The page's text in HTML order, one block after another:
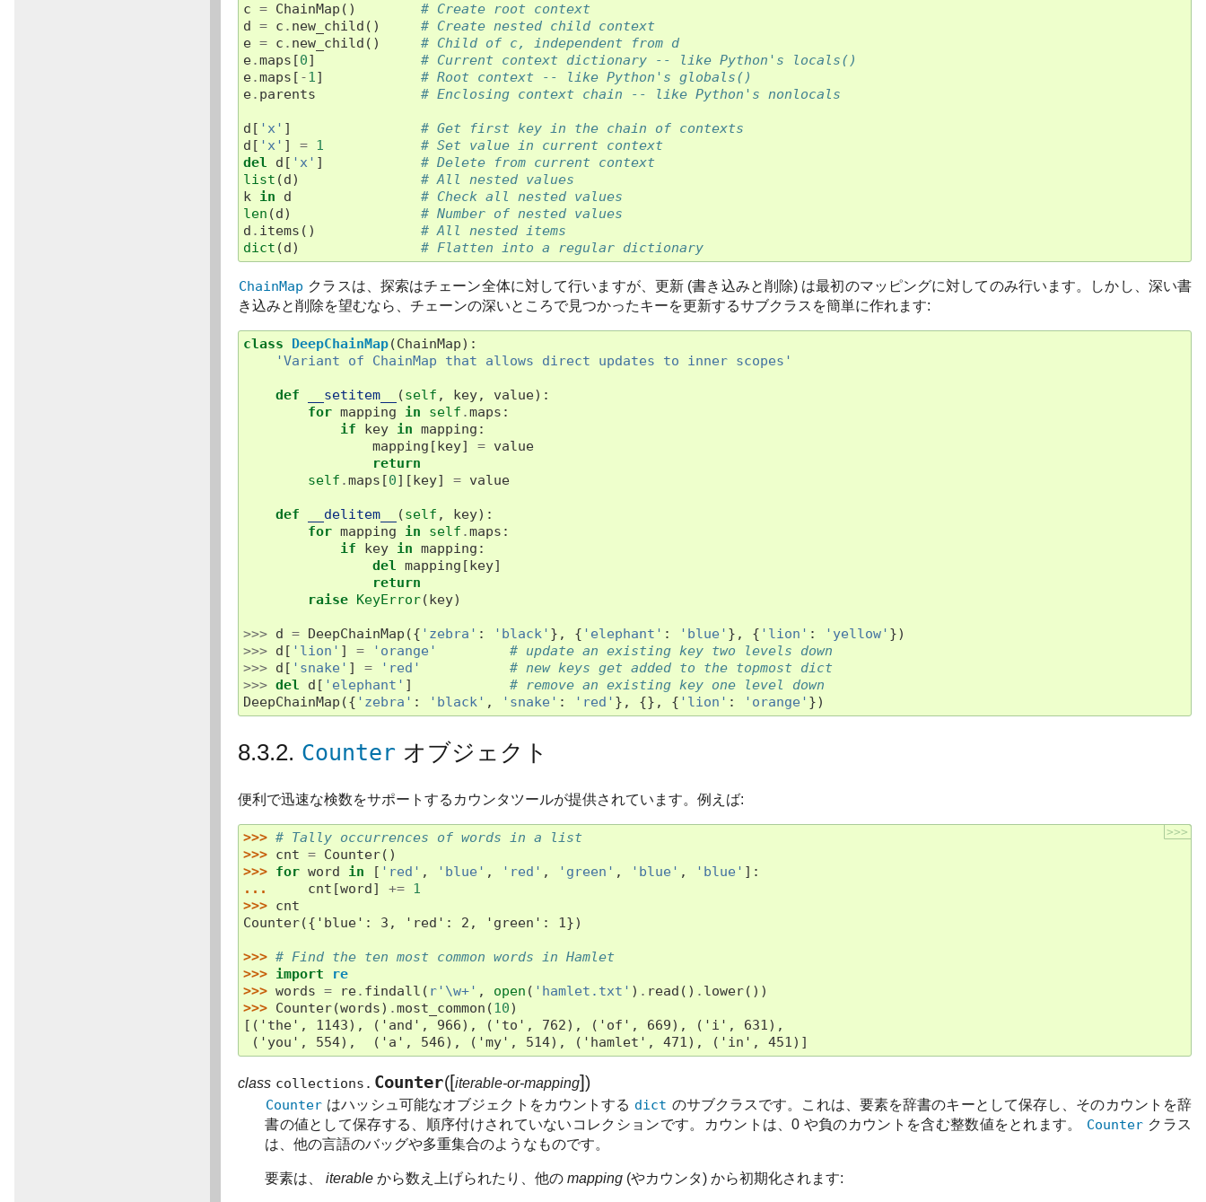
c = ChainMap ()
# Create root context
d
= c . new_child ()
# Create nested child context
e = c . new_child ()
# Child of c, independent from d
e.maps [0]
# Current context dictionary -- like Python's locals()
e.maps [ -1]
# Root context -- like Python's globals()
e. parents # Enclosing context chain -- like Python's nonlocals
d [ 'x' ]
# Get first key in the chain of contexts
d [ 'x' ] = 1
# Set value in current context
del
d [ 'x' ]
# Delete from current context
list (d )
# All nested values
k in d
# Check all nested values
len (d )
# Number of nested values
d . items ()
# All nested items
dict (d ) # Flatten into a regular dictionary
ChainMap クラスは、探索はチェーン全体に対して行いますが、更新 (書き込みと削除) は最初のマッピングに対してのみ行います。しかし、深い書
き込みと削除を望むなら、チェーンの深いところで見つかったキーを更新するサブクラスを簡単に作れます:
class DeepChainMap(ChainMap):
'Variant of ChainMap that allows direct updates to inner scopes'
def __setitem__ (self , key, value):
for mapping in self .maps :
if
key in mapping :
mapping [ key] = value
return
self .maps [0][ key] = value
def __delitem__ (self , key):
for mapping in self .maps :
if
key in mapping :
del mapping [ key]
return
raise
KeyError( key)
>>> d = DeepChainMap ({ 'zebra' : 'black' }, { 'elephant' : 'blue' }, { 'lion' : 'yellow' })
>>> d [ 'lion' ] = 'orange'
# update an existing key two levels down
>>> d [ 'snake' ] = 'red'
# new keys get added to the topmost dict
>>> del d [ 'elephant' ]
# remove an existing key one level down
DeepChainMap ({ 'zebra' : 'black' , 'snake' : 'red' }, {}, { 'lion' : 'orange' })
8.3.2. Counter オブジェクト
便利で迅速な検数をサポートするカウンタツールが提供されています。例えば:
>>>
>>> # Tally occurrences of words in a list
>>> cnt = Counter()
>>> for word in [ 'red' , 'blue' , 'red' , 'green' , 'blue' , 'blue' ]:
...
cnt [word] += 1
>>> cnt
Counter({'blue': 3, 'red': 2, 'green': 1})
>>> # Find the ten most common words in Hamlet
>>> import
re
>>> words = re. findall ( r '\w+' , open ( 'hamlet.txt' ) . read () . lower())
>>> Counter(words) .most_common (10)
[('the', 1143), ('and', 966), ('to', 762), ('of', 669), ('i', 631),
('you', 554),  ('a', 546), ('my', 514), ('hamlet', 471), ('in', 451)]
class collections. Counter([iterable-or-mapping])
Counter はハッシュ可能なオブジェクトをカウントする dict のサブクラスです。これは、要素を辞書のキーとして保存し、そのカウントを辞
書の値として保存する、順序付けされていないコレクションです。カウントは、0 や負のカウントを含む整数値をとれます。
Counter クラス
は、他の言語のバッグや多重集合のようなものです。
要素は、iterable から数え上げられたり、他のmapping (やカウンタ) から初期化されます: